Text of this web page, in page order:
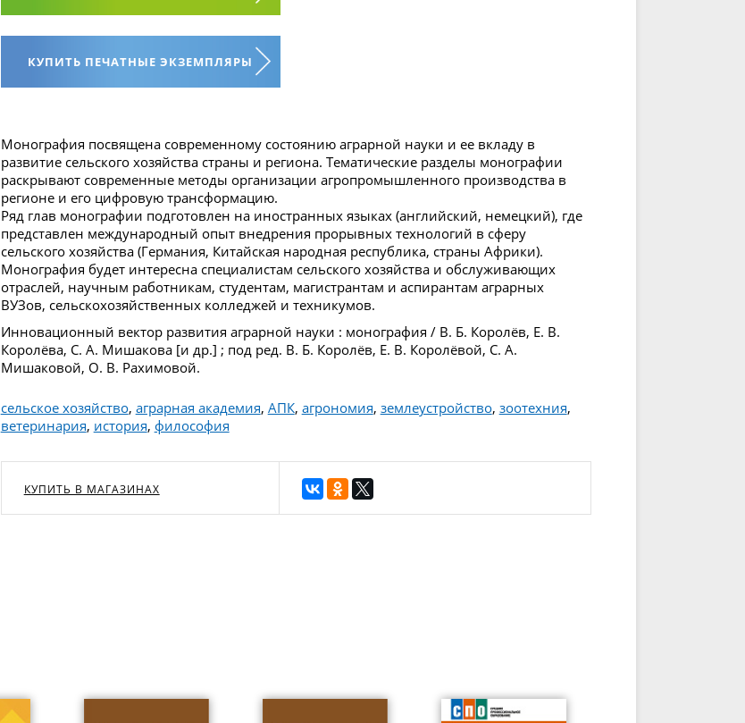
КУПИТЬ ПЕЧАТНЫЕ ЭКЗЕМПЛЯРЫ
Монография посвящена современному состоянию аграрной науки и ее вкладу в
развитие сельского хозяйства страны и региона. Тематические разделы монографии
раскрывают современные методы организации агропромышленного производства в
регионе и его цифровую трансформацию.
Ряд глав монографии подготовлен на иностранных языках (английский, немецкий), где
представлен международный опыт внедрения прорывных технологий в сферу
сельского хозяйства (Германия, Китайская народная республика, страны Африки).
Монография будет интересна специалистам сельского хозяйства и обслуживающих
отраслей, научным работникам, студентам, магистрантам и аспирантам аграрных
ВУЗов, сельскохозяйственных колледжей и техникумов.
Инновационный вектор развития аграрной науки : монография / В. Б. Королёв, Е. В.
Королёва, С. А. Мишакова [и др.] ; под ред. В. Б. Королёв, Е. В. Королёвой, С. А.
Мишаковой, О. В. Рахимовой.
сельское хозяйство, аграрная академия, АПК, агрономия, землеустройство, зоотехния,
ветеринария, история, философия
КУПИТЬ В МАГАЗИНАХ